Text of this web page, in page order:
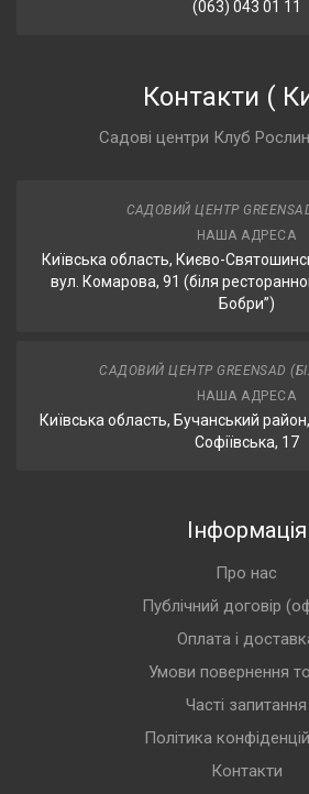
(063) 043 01 11
Контакти (
Садові центри Клуб
САДОВИЙ ЦЕНТР
НАША АДРЕСА
Київська область, Києво-
вул. Комарова, 91 (біля
Бобри”)
САДОВИЙ ЦЕНТР GREENSAD
НАША АДРЕСА
Київська область, Бучанський
Софіївська, 17
Інформація
Про нас
Публічний договір
Оплата і
Умови повернення
Часті запитання
Політика
Контакти